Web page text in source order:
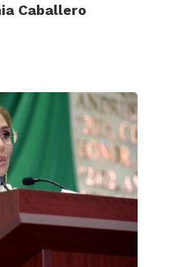
Caballero